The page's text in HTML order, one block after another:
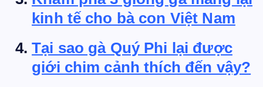
kinh tế cho bà con Việt Nam
Tại sao gà Quý Phi lại được
giới chim cảnh thích đến vậy?